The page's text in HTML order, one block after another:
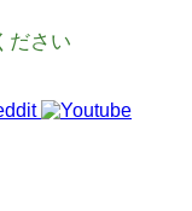
ださい